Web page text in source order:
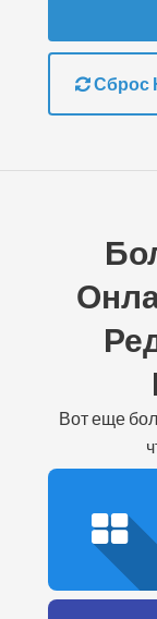
Сброс
вот еще большое количество иконок для вас,